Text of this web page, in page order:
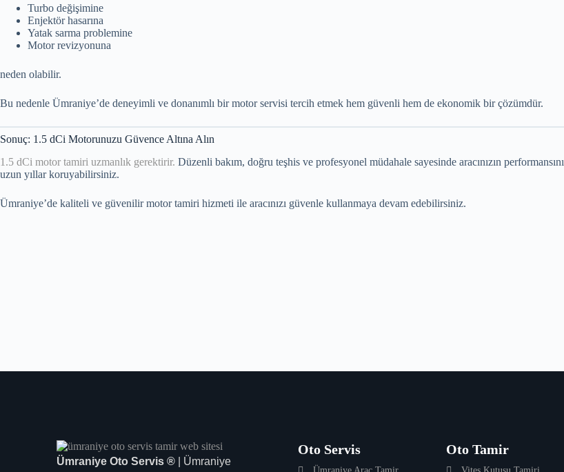
Turbo değişimine
Enjektör hasarına
Yatak sarma problemine
Motor revizyonuna
neden olabilir.
Bu nedenle Ümraniye’de deneyimli ve donanımlı bir motor servisi tercih etmek hem güvenli hem de ekonomik bir çözümdür.
Sonuç: 1.5 dCi Motorunuzu Güvence Altına Alın
1.5 dCi motor tamiri uzmanlık gerektirir. Düzenli bakım, doğru teşhis ve profesyonel müdahale sayesinde aracınızın performansını
uzun yıllar koruyabilirsiniz.
Ümraniye’de kaliteli ve güvenilir motor tamiri hizmeti ile aracınızı güvenle kullanmaya devam edebilirsiniz.
Ümraniye Oto Servis ® | Ümraniye
Oto Servis Oto Tamir